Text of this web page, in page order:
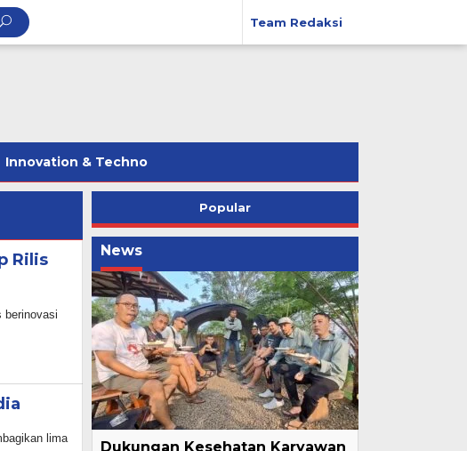
Team Redaksi
Innovation & Techno
Rilis
berinovasi
lima
Popular
News
Dukungan Kesehatan Karyawan